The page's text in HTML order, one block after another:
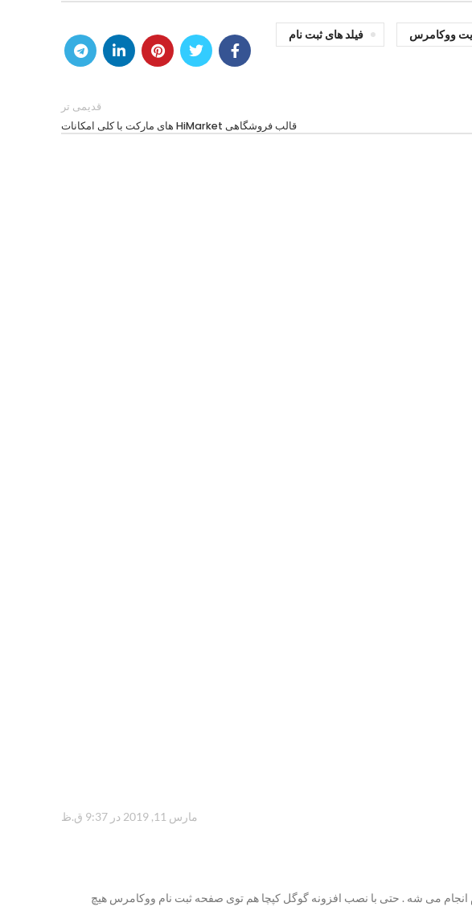
ووکامرس فیلد های ثبت نام
قدیمی تر
قالب فروشگاهی HiMarket های مارکت با کلی امکانات
مارس 11, 2019 در 9:37 ق.ظ
انجام می شه . حتی با نصب افزونه گوگل کپچا هم توی صفحه ثبت نام ووکامرس هیچ